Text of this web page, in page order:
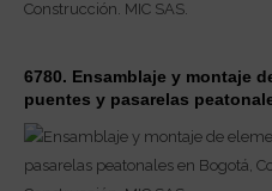
6780. Ensamblaje y montaje
puentes y pasarelas